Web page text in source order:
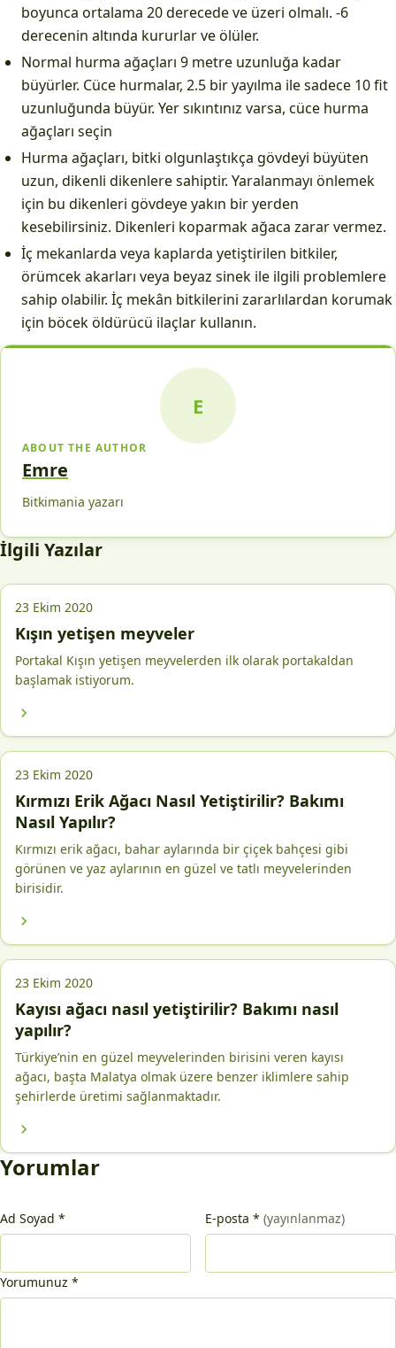
boyunca ortalama 20 derecede ve üzeri olmalı. -6
derecenin altında kururlar ve ölüler.
Normal hurma ağaçları 9 metre uzunluğa kadar
büyürler. Cüce hurmalar, 2.5 bir yayılma ile sadece 10 fit
uzunluğunda büyür. Yer sıkıntınız varsa, cüce hurma
ağaçları seçin
Hurma ağaçları, bitki olgunlaştıkça gövdeyi büyüten
uzun, dikenli dikenlere sahiptir. Yaralanmayı önlemek
için bu dikenleri gövdeye yakın bir yerden
kesebilirsiniz. Dikenleri koparmak ağaca zarar vermez.
İç mekanlarda veya kaplarda yetiştirilen bitkiler,
örümcek akarları veya beyaz sinek ile ilgili problemlere
sahip olabilir. İç mekân bitkilerini zararlılardan korumak
için böcek öldürücü ilaçlar kullanın.
E
ABOUT THE AUTHOR
Emre
Bitkimania yazarı
İlgili Yazılar
23 Ekim 2020
Kışın yetişen meyveler
Portakal Kışın yetişen meyvelerden ilk olarak portakaldan
başlamak istiyorum.
23 Ekim 2020
Kırmızı Erik Ağacı Nasıl Yetiştirilir? Bakımı
Nasıl Yapılır?
Kırmızı erik ağacı, bahar aylarında bir çiçek bahçesi gibi
görünen ve yaz aylarının en güzel ve tatlı meyvelerinden
birisidir.
23 Ekim 2020
Kayısı ağacı nasıl yetiştirilir? Bakımı nasıl
yapılır?
Türkiye’nin en güzel meyvelerinden birisini veren kayısı
ağacı, başta Malatya olmak üzere benzer iklimlere sahip
şehirlerde üretimi sağlanmaktadır.
Yorumlar
Ad Soyad * E-posta * (yayınlanmaz)
Yorumunuz *